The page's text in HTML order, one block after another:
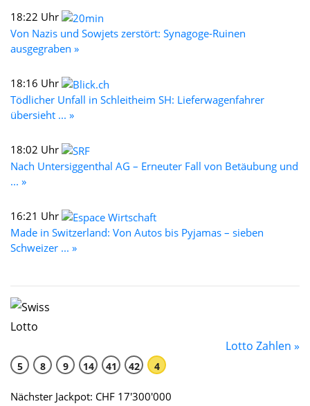
18:22 Uhr
Von Nazis und Sowjets zerstört: Synagoge-Ruinen
ausgegraben »
18:16 Uhr
Tödlicher Unfall in Schleitheim SH: Lieferwagenfahrer
übersieht ... »
18:02 Uhr
Nach Untersiggenthal AG – Erneuter Fall von Betäubung und
... »
16:21 Uhr
Made in Switzerland: Von Autos bis Pyjamas – sieben
Schweizer ... »
Lotto Zahlen »
5 8 9 14 41 42 4
Nächster Jackpot: CHF 17'300'000